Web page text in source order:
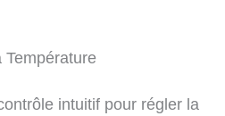
Température
intuitif pour régler la